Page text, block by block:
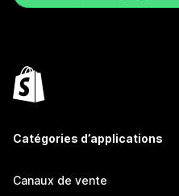
Catégories d’applications
Canaux de vente